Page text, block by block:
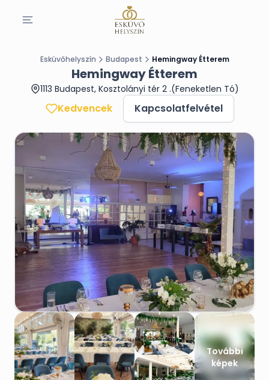
Esküvőhelyszín Budapest Hemingway Étterem
Hemingway Étterem
1113 Budapest, Kosztolányi tér 2 .(Feneketlen Tó)
Kedvencek Kapcsolatfelvétel
További
képek